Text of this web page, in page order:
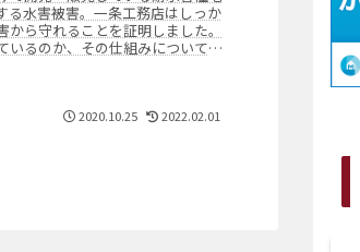
る水害被害。一条工務店はしっか
ら守れることを証明しました。
いるのか、その仕組みについて徹
2020.10.25 2022.02.01